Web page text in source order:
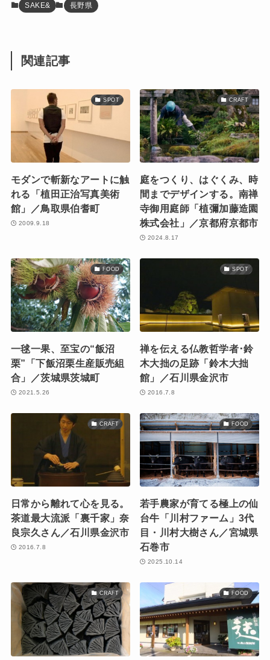
SAKE& 長野県
関連記事
SPOT
モダンで斬新なアートに触
れる「植田正治写真美術
館」／鳥取県伯耆町
2009.9.18
CRAFT
庭をつくり、はぐくみ、時
間までデザインする。南禅
寺御用庭師「植彌加藤造園
株式会社」／京都府京都市
2024.8.17
FOOD
一毬一果、至宝の“飯沼
栗”「下飯沼栗生産販売組
合」／茨城県茨城町
2021.5.26
SPOT
禅を伝える仏教哲学者･鈴
木大拙の足跡「鈴木大拙
館」／石川県金沢市
2016.7.8
CRAFT
日常から離れて心を見る。
茶道最大流派「裏千家」奈
良宗久さん／石川県金沢市
2016.7.8
FOOD
若手農家が育てる極上の仙
台牛「川村ファーム」3代
目・川村大樹さん／宮城県
石巻市
2025.10.14
CRAFT FOOD